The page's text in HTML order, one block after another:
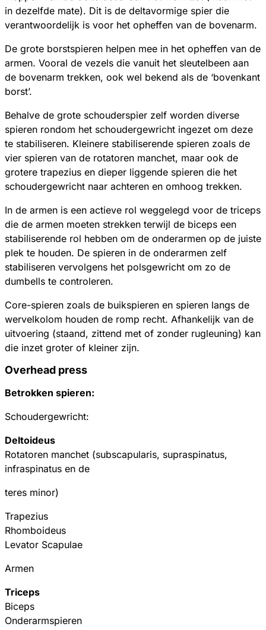
in dezelfde mate). Dit is de deltavormige spier die
verantwoordelijk is voor het opheffen van de bovenarm.
De grote borstspieren helpen mee in het opheffen van de
armen. Vooral de vezels die vanuit het sleutelbeen aan
de bovenarm trekken, ook wel bekend als de ‘bovenkant
borst’.
Behalve de grote schouderspier zelf worden diverse
spieren rondom het schoudergewricht ingezet om deze
te stabiliseren. Kleinere stabiliserende spieren zoals de
vier spieren van de rotatoren manchet, maar ook de
grotere trapezius en dieper liggende spieren die het
schoudergewricht naar achteren en omhoog trekken.
In de armen is een actieve rol weggelegd voor de triceps
die de armen moeten strekken terwijl de biceps een
stabiliserende rol hebben om de onderarmen op de juiste
plek te houden. De spieren in de onderarmen zelf
stabiliseren vervolgens het polsgewricht om zo de
dumbells te controleren.
Core-spieren zoals de buikspieren en spieren langs de
wervelkolom houden de romp recht. Afhankelijk van de
uitvoering (staand, zittend met of zonder rugleuning) kan
die inzet groter of kleiner zijn.
Overhead press
Betrokken spieren:
Schoudergewricht:
Deltoideus
Rotatoren manchet (subscapularis, supraspinatus,
infraspinatus en de
teres minor)
Trapezius
Rhomboideus
Levator Scapulae
Armen
Triceps
Biceps
Onderarmspieren